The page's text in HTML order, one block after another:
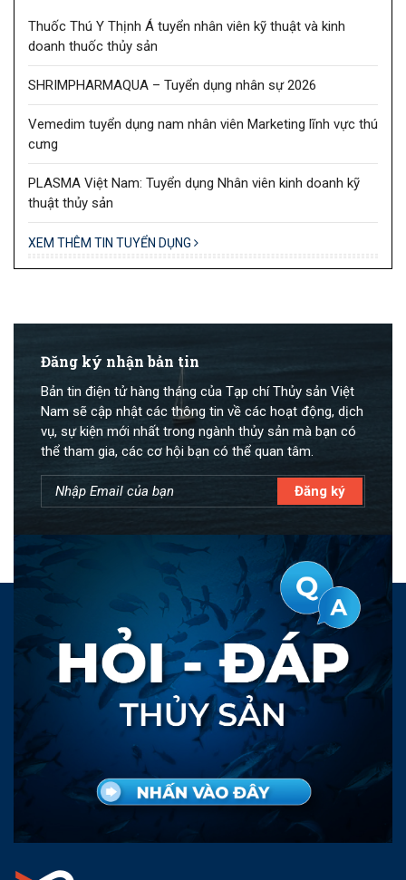
Thuốc Thú Y Thịnh Á tuyển nhân viên kỹ thuật và kinh
doanh thuốc thủy sản
SHRIMPHARMAQUA – Tuyển dụng nhân sự 2026
Vemedim tuyển dụng nam nhân viên Marketing lĩnh vực thú
cưng
PLASMA Việt Nam: Tuyển dụng Nhân viên kinh doanh kỹ
thuật thủy sản
XEM THÊM TIN TUYỂN DỤNG
Đăng ký nhận bản tin
Bản tin điện tử hàng tháng của Tạp chí Thủy sản Việt
Nam sẽ cập nhật các thông tin về các hoạt động, dịch
vụ, sự kiện mới nhất trong ngành thủy sản mà bạn có
thể tham gia, các cơ hội bạn có thể quan tâm.